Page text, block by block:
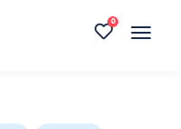
Toggle
0